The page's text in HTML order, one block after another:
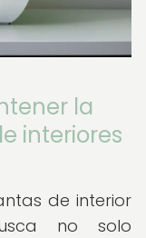
la
interiores
de interior
no solo